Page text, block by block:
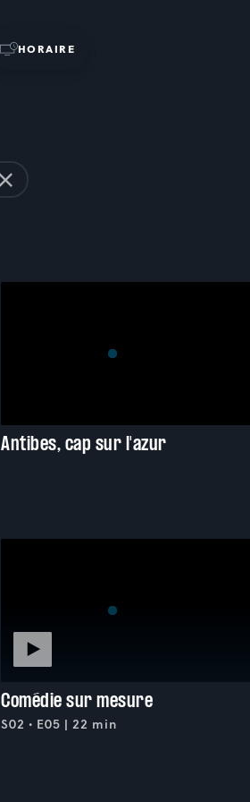
HORAIRE
Antibes, cap sur l'azur
Comédie sur mesure
S02 • E05 | 22 min